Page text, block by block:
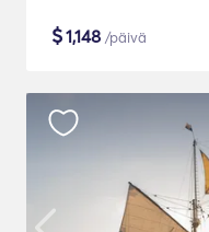
$1,148 /päivä